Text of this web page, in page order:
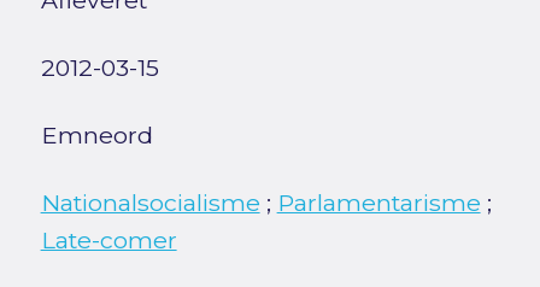
2012-03-15
Emneord
Nationalsocialisme ; Parlamentarisme ;
Late-comer